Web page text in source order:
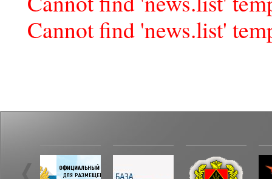
Cannot find 'news.list'